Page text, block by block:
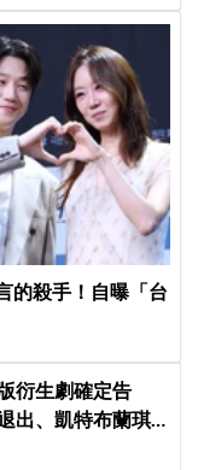
的殺手！自曝「台
衍生劇確定告
出、凱特布蘭琪